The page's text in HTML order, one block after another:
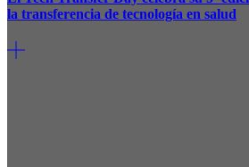
la transferencia de tecnología en salud